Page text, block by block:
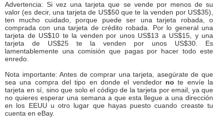
Advertencia: Si vez una tarjeta que se vende por menos de su
valor (es decir, una tarjeta de US$50 que te la venden por US$35),
ten mucho cuidado, porque puede ser una tarjeta robada, o
comprada con una tarjeta de crédito robada. Por lo general una
tarjeta de US$10 te la venden por unos US$13 a US$15, y una
tarjeta de US$25 te la venden por unos US$30. Es
lamentablemente una comisión que pagas por hacer todo este
enredo.
Nota importante: Antes de comprar una tarjeta, asegúrate de que
sea una compra del tipo en donde el vendedor no te envíe la
tarjeta en sí, sino que solo el código de la tarjeta por email, ya que
no quieres esperar una semana a que esta llegue a una dirección
en los EEUU u otro lugar que hayas puesto cuando creaste tu
cuenta en eBay.